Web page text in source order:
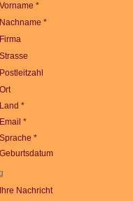
Vorname *
Nachname *
Firma
Strasse
Postleitzahl
Ort
Land *
Email *
Sprache *
Geburtsdatum
Ihre Nachricht